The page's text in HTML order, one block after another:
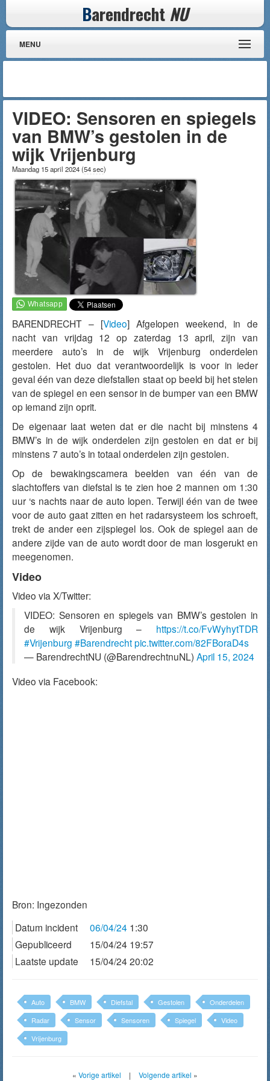
Barendrecht NU
MENU
VIDEO: Sensoren en spiegels
van BMW’s gestolen in de
wijk Vrijenburg
Maandag 15 april 2024(54 sec)
BARENDRECHT – [Video] Afgelopen weekend, in de
nacht van vrijdag 12 op zaterdag 13 april, zijn van
meerdere auto’s in de wijk Vrijenburg onderdelen
gestolen. Het duo dat verantwoordelijk is voor in ieder
geval één van deze diefstallen staat op beeld bij het stelen
van de spiegel en een sensor in de bumper van een BMW
op iemand zijn oprit.
De eigenaar laat weten dat er die nacht bij minstens 4
BMW’s in de wijk onderdelen zijn gestolen en dat er bij
minstens 7 auto’s in totaal onderdelen zijn gestolen.
Op de bewakingscamera beelden van één van de
slachtoffers van diefstal is te zien hoe 2 mannen om 1:30
uur ‘s nachts naar de auto lopen. Terwijl één van de twee
voor de auto gaat zitten en het radarsysteem los schroeft,
trekt de ander een zijspiegel los. Ook de spiegel aan de
andere zijde van de auto wordt door de man losgerukt en
meegenomen.
Video
Video via X/Twitter:
VIDEO: Sensoren en spiegels van BMW’s gestolen in
de wijk Vrijenburg – https://t.co/FvWyhytTDR
#Vrijenburg #Barendrechtpic.twitter.com/82FBoraD4s
— BarendrechtNU (@BarendrechtnuNL) April 15, 2024
Video via Facebook:
Bron: Ingezonden
Datum incident
06/04/24 1:30
Gepubliceerd
15/04/24 19:57
Laatste update
15/04/24 20:02
Auto BMW Diefstal Gestolen
Onderdelen
Radar
Sensor Sensoren Spiegel
Video
Vrijenburg
« Vorige artikel | Volgende artikel »